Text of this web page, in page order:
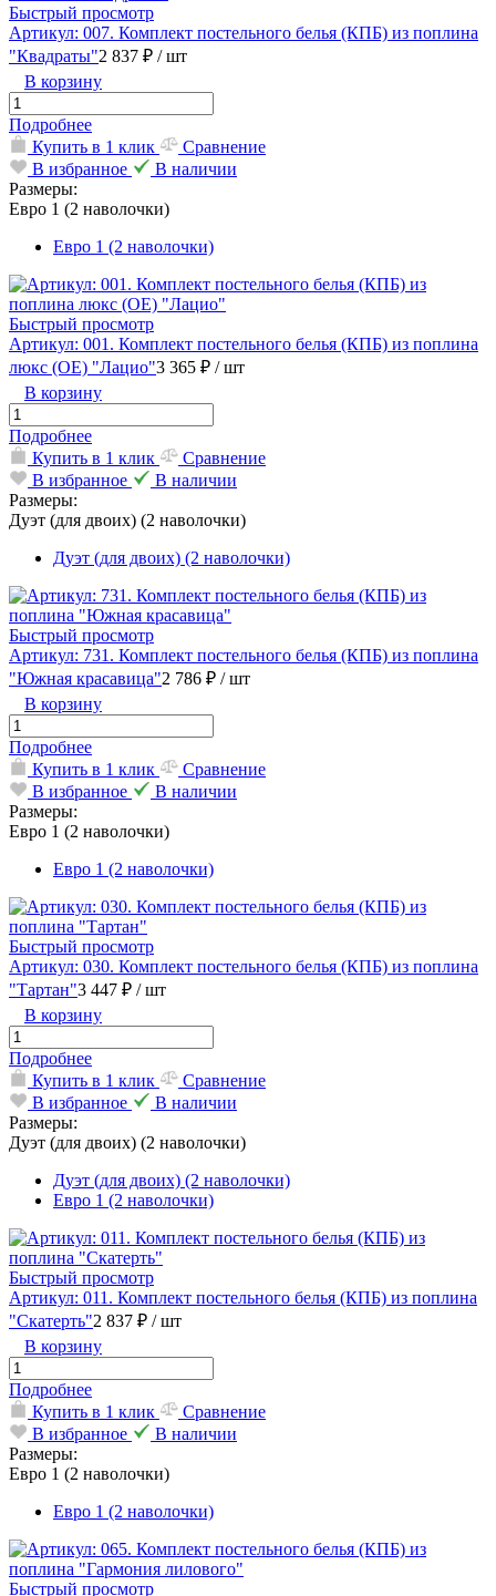
Быстрый просмотр
Артикул: 007. Комплект постельного белья (КПБ) из поплина
"Квадраты"2 837 ₽ / шт
В корзину
Подробнее
Купить в 1 клик
Сравнение
В избранное
В наличии
Размеры:
Евро 1 (2 наволочки)
Евро 1 (2 наволочки)
Быстрый просмотр
Артикул: 001. Комплект постельного белья (КПБ) из поплина
люкс (ОЕ) "Лацио"3 365 ₽ / шт
В корзину
Подробнее
Купить в 1 клик
Сравнение
В избранное
В наличии
Размеры:
Дуэт (для двоих) (2 наволочки)
Дуэт (для двоих) (2 наволочки)
Быстрый просмотр
Артикул: 731. Комплект постельного белья (КПБ) из поплина
"Южная красавица"2 786 ₽ / шт
В корзину
Подробнее
Купить в 1 клик
Сравнение
В избранное
В наличии
Размеры:
Евро 1 (2 наволочки)
Евро 1 (2 наволочки)
Быстрый просмотр
Артикул: 030. Комплект постельного белья (КПБ) из поплина
"Тартан"3 447 ₽ / шт
В корзину
Подробнее
Купить в 1 клик
Сравнение
В избранное
В наличии
Размеры:
Дуэт (для двоих) (2 наволочки)
Дуэт (для двоих) (2 наволочки)
Евро 1 (2 наволочки)
Быстрый просмотр
Артикул: 011. Комплект постельного белья (КПБ) из поплина
"Скатерть"2 837 ₽ / шт
В корзину
Подробнее
Купить в 1 клик
Сравнение
В избранное
В наличии
Размеры:
Евро 1 (2 наволочки)
Евро 1 (2 наволочки)
Быстрый просмотр